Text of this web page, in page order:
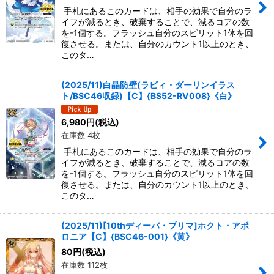
手札にあるこのカードは、相手の効果で自分のラ
イフが減るとき、破棄することで、減るコアの数
を-1個する。フラッシュ自分のスピリット1体を回
復させる。または、自分のカウント1以上のとき、
このタ…
(2025/11)白晶防壁(ラビィ・ダーリンイラス
ト/BSC46収録)【C】{BS52-RV008}《白》
6,980円(税込)
在庫数 4枚
手札にあるこのカードは、相手の効果で自分のラ
イフが減るとき、破棄することで、減るコアの数
を-1個する。フラッシュ自分のスピリット1体を回
復させる。または、自分のカウント1以上のとき、
このタ…
(2025/11)[10thディーバ・プリマ]ホクト・アポ
ロニア【C】{BSC46-001}《黄》
80円(税込)
在庫数 112枚